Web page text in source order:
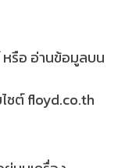
หรือ อ่านข้อมูลบน
ไซต์ floyd.co.th